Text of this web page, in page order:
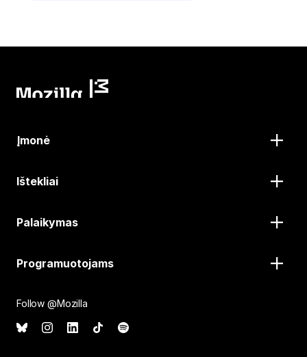
Įmonė
Ištekliai
Palaikymas
Programuotojams
Follow @Mozilla